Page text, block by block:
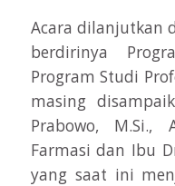
Acara dilanjutkan
berdirinya
Program Studi
masing
Prabowo, M.Si.,
Farmasi dan Ibu
yang saat ini